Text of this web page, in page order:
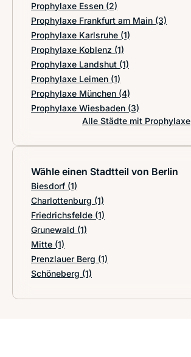
Prophylaxe Essen (2)
Prophylaxe Frankfurt am Main (3)
Prophylaxe Karlsruhe (1)
Prophylaxe Koblenz (1)
Prophylaxe Landshut (1)
Prophylaxe Leimen (1)
Prophylaxe München (4)
Prophylaxe Wiesbaden (3)
Alle Städte mit Prophylaxe
Wähle einen Stadtteil von Berlin
Biesdorf (1)
Charlottenburg (1)
Friedrichsfelde (1)
Grunewald (1)
Mitte (1)
Prenzlauer Berg (1)
Schöneberg (1)